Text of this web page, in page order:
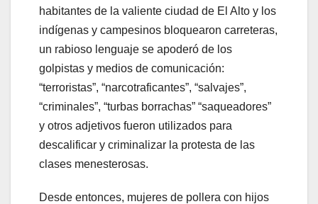
habitantes de la valiente ciudad de El Alto y los
indígenas y campesinos bloquearon carreteras,
un rabioso lenguaje se apoderó de los
golpistas y medios de comunicación:
“terroristas”, “narcotraficantes”, “salvajes”,
“criminales”, “turbas borrachas” “saqueadores”
y otros adjetivos fueron utilizados para
descalificar y criminalizar la protesta de las
clases menesterosas.
Desde entonces, mujeres de pollera con hijos